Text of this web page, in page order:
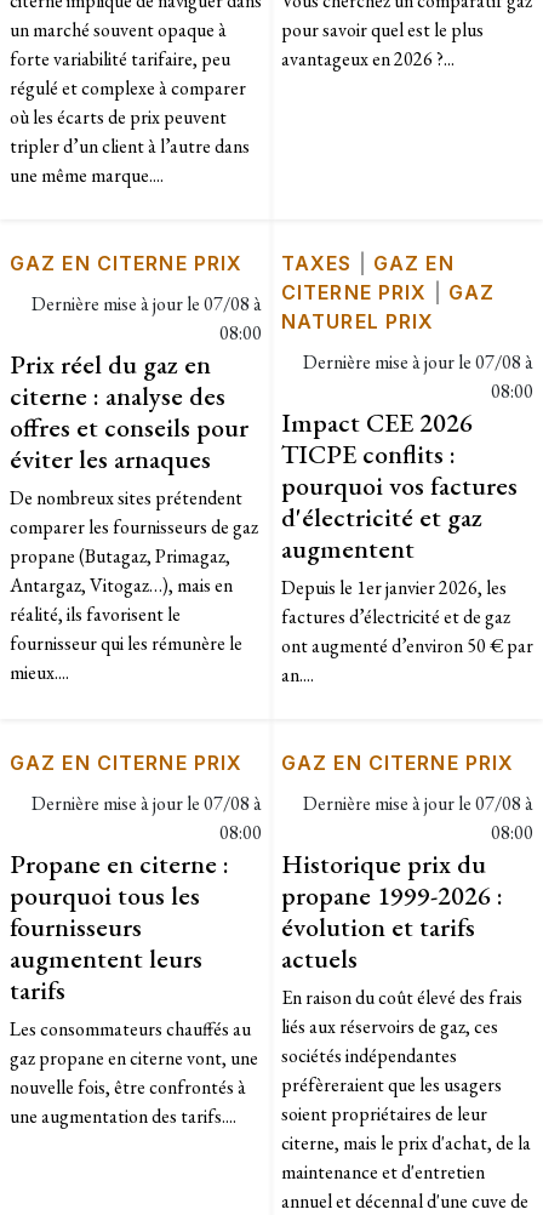
un marché souvent opaque à
forte variabilité tarifaire, peu
régulé et complexe à comparer
où les écarts de prix peuvent
tripler d’un client à l’autre dans
une même marque....
pour savoir quel est le plus
avantageux en 2026 ?...
GAZ EN CITERNE PRIX
Dernière mise à jour le07/08 à
08:00
Prix réel du gaz en
citerne : analyse des
offres et conseils pour
éviter les arnaques
De nombreux sites prétendent
comparer les fournisseurs de gaz
propane (Butagaz, Primagaz,
Antargaz, Vitogaz…), mais en
réalité, ils favorisent le
fournisseur qui les rémunère le
mieux....
TAXES
GAZ EN
CITERNE PRIX
GAZ
NATUREL PRIX
Dernière mise à jour le07/08 à
08:00
Impact CEE 2026
TICPE conflits :
pourquoi vos factures
d'électricité et gaz
augmentent
Depuis le 1er janvier 2026, les
factures d’électricité et de gaz
ont augmenté d’environ 50 € par
an....
GAZ EN CITERNE PRIX
Dernière mise à jour le07/08 à
08:00
Propane en citerne :
pourquoi tous les
fournisseurs
augmentent leurs
tarifs
Les consommateurs chauffés au
gaz propane en citerne vont, une
nouvelle fois, être confrontés à
une augmentation des tarifs....
GAZ EN CITERNE PRIX
Dernière mise à jour le07/08 à
08:00
Historique prix du
propane 1999-2026 :
évolution et tarifs
actuels
En raison du coût élevé des frais
liés aux réservoirs de gaz, ces
sociétés indépendantes
préfèreraient que les usagers
soient propriétaires de leur
citerne, mais le prix d'achat, de la
maintenance et d'entretien
annuel et décennal d'une cuve de